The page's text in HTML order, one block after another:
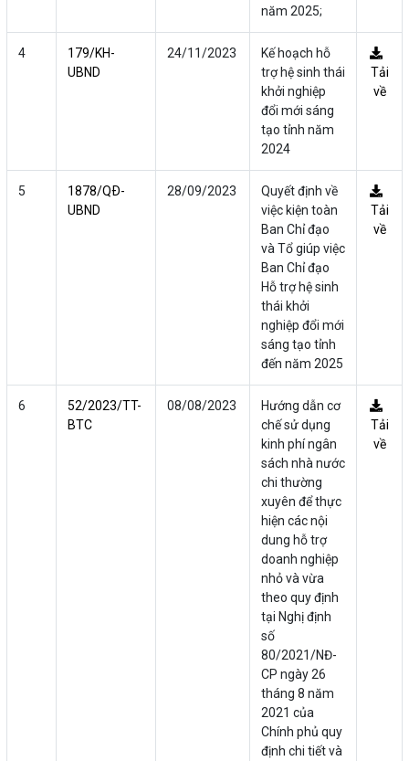
năm 2025;
4
179/KH-
UBND
24/11/2023
Kế hoạch hỗ
trợ hệ sinh thái
khởi nghiệp
đổi mới sáng
tạo tỉnh năm
2024
Tải
về
5
1878/QÐ-
UBND
28/09/2023
Quyết định về
việc kiện toàn
Ban Chỉ đạo
và Tổ giúp việc
Ban Chỉ đạo
Hỗ trợ hệ sinh
thái khởi
nghiệp đổi mới
sáng tạo tỉnh
đến năm 2025
Tải
về
6
52/2023/TT-
BTC
08/08/2023
Hướng dẫn cơ
chế sử dụng
kinh phí ngân
sách nhà nước
chi thường
xuyên để thực
hiện các nội
dung hỗ trợ
doanh nghiệp
nhỏ và vừa
theo quy định
tại Nghị định
số
80/2021/NĐ-
CP ngày 26
tháng 8 năm
2021 của
Chính phủ quy
định chi tiết và
Tải
về